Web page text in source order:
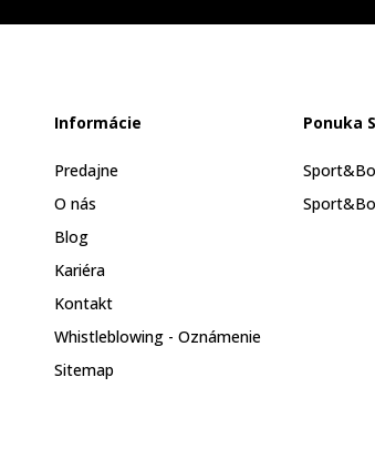
Informácie
Predajne
O nás
Blog
Kariéra
Kontakt
Whistleblowing - Oznámenie
Sitemap
Ponuka